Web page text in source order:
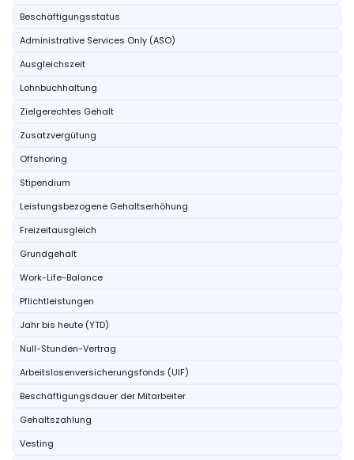
Beschäftigungsstatus
Administrative Services Only (ASO)
Ausgleichszeit
Lohnbuchhaltung
Zielgerechtes Gehalt
Zusatzvergütung
Offshoring
Stipendium
Leistungsbezogene Gehaltserhöhung
Freizeitausgleich
Grundgehalt
Work-Life-Balance
Pflichtleistungen
Jahr bis heute (YTD)
Null-Stunden-Vertrag
Arbeitslosenversicherungsfonds (UIF)
Beschäftigungsdauer der Mitarbeiter
Gehaltszahlung
Vesting